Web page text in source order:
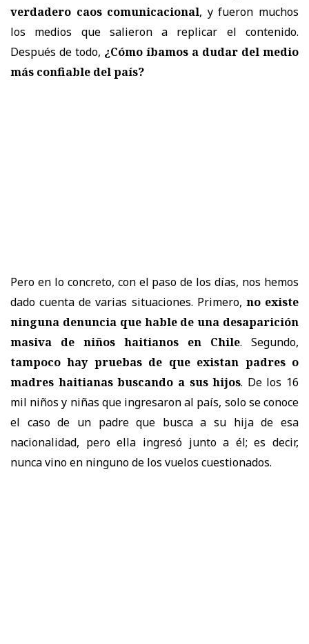
verdadero caos comunicacional, y fueron muchos
los medios que salieron a replicar el contenido.
Después de todo, ¿Cómo íbamos a dudar del medio
más confiable del país?
Pero en lo concreto, con el paso de los días, nos hemos
dado cuenta de varias situaciones. Primero, no existe
ninguna denuncia que hable de una desaparición
masiva de niños haitianos en Chile. Segundo,
tampoco hay pruebas de que existan padres o
madres haitianas buscando a sus hijos. De los 16
mil niños y niñas que ingresaron al país, solo se conoce
el caso de un padre que busca a su hija de esa
nacionalidad, pero ella ingresó junto a él; es decir,
nunca vino en ninguno de los vuelos cuestionados.